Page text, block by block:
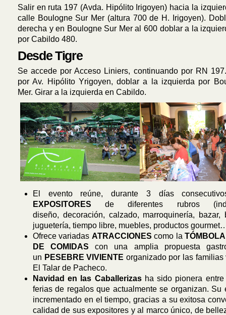
Salir en ruta 197 (Avda. Hipólito Irigoyen) hacia la
calle Boulogne Sur Mer (altura 700 de H. Irigoyen).
derecha y en Boulogne Sur Mer al 600 doblar a la
por Cabildo 480.
Desde Tigre
Se accede por Acceso Liniers, continuando por RN
por Av. Hipólito Yrigoyen, doblar a la izquierda por
Mer. Girar a la izquierda en Cabildo.
El evento reúne, durante 3 días
EXPOSITORES de diferentes rubros
diseño, decoración, calzado, marroquinería, bazar,
juguetería, tiempo libre, muebles, productos
Ofrece variadas ATRACCIONEScomo la
DE COMIDAS con una amplia propuesta
un PESEBRE VIVIENTE organizado por las familias
El Talar de Pacheco.
Navidad en las Caballerizasha sido pionera entre
ferias de regalos que actualmente se organizan. Su
incrementado en el tiempo, gracias a su exitosa
calidad de sus expositores y al marco único, de